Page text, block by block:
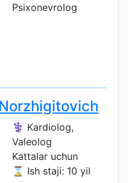
Psixonevrolog
⚕️ Kardiolog,
Valeolog
Kattalar uchun
⌛ Ish staji: 10 yil